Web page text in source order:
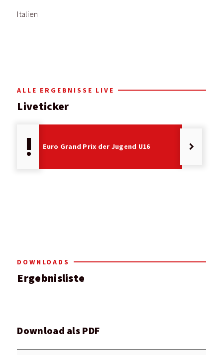
Italien
ALLE ERGEBNISSE LIVE
Liveticker
priority_high Euro Grand Prix der Jugend U16 keyboard_arrow_right
DOWNLOADS
Ergebnisliste
Download als PDF